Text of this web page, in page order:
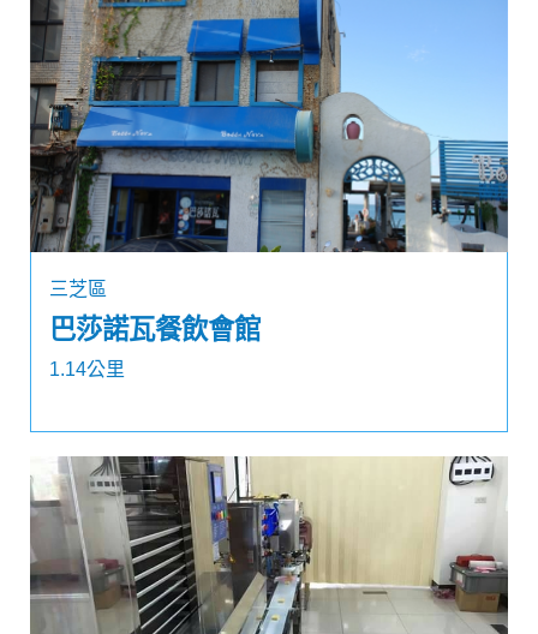
三芝區
巴莎諾瓦餐飲會館
1.14公里